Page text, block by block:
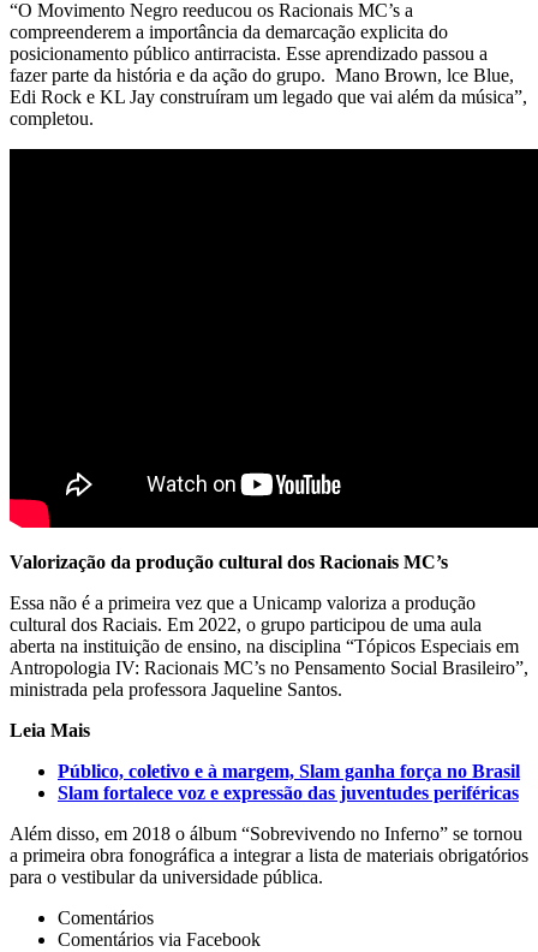
“O Movimento Negro reeducou os Racionais MC’s a
compreenderem a importância da demarcação explicita do
posicionamento público antirracista. Esse aprendizado passou a
fazer parte da história e da ação do grupo. Mano Brown, lce Blue,
Edi Rock e KL Jay construíram um legado que vai além da música”,
completou.
Valorização da produção cultural dos Racionais MC’s
Essa não é a primeira vez que a Unicamp valoriza a produção
cultural dos Raciais. Em 2022, o grupo participou de uma aula
aberta na instituição de ensino, na disciplina “Tópicos Especiais em
Antropologia IV: Racionais MC’s no Pensamento Social Brasileiro”,
ministrada pela professora Jaqueline Santos.
Leia Mais
Público, coletivo e à margem, Slam ganha força no Brasil
Slam fortalece voz e expressão das juventudes periféricas
Além disso, em 2018 o álbum “Sobrevivendo no Inferno” se tornou
a primeira obra fonográfica a integrar a lista de materiais obrigatórios
para o vestibular da universidade pública.
Comentários
Comentários via Facebook